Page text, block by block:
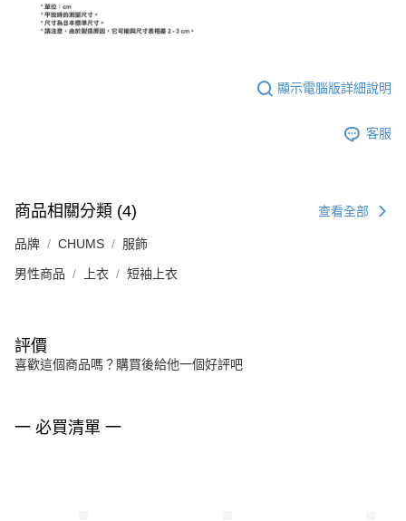
顯示電腦版詳細說明
客服
商品相關分類 (4) 查看全部
品牌 CHUMS 服飾
男性商品 上衣 短袖上衣
評價
喜歡這個商品嗎？購買後給他一個好評吧
一 必買清單 一